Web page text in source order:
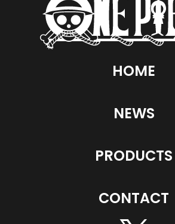
HOME
NEWS
PRODUCTS
CONTACT